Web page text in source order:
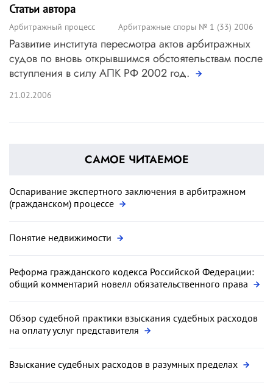
Статьи автора
Арбитражный процесс Арбитражные споры № 1 (33) 2006
Развитие института пересмотра актов арбитражных
судов по вновь открывшимся обстоятельствам после
вступления в силу АПК РФ 2002 год.
21.02.2006
САМОЕ ЧИТАЕМОЕ
Оспаривание экспертного заключения в арбитражном
(гражданском) процессе
Понятие недвижимости
Реформа гражданского кодекса Российской Федерации:
общий комментарий новелл обязательственного права
Обзор судебной практики взыскания судебных расходов
на оплату услуг представителя
Взыскание судебных расходов в разумных пределах